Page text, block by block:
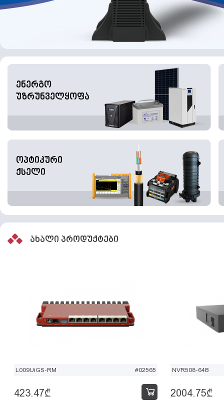
ენერგო
უზრუნველყოფა
ოპტიკური
ქსელი
ახალი პროდუქტები
L009UiGS-RM #02565
423.47₾
NVR508-64B
2004.75₾